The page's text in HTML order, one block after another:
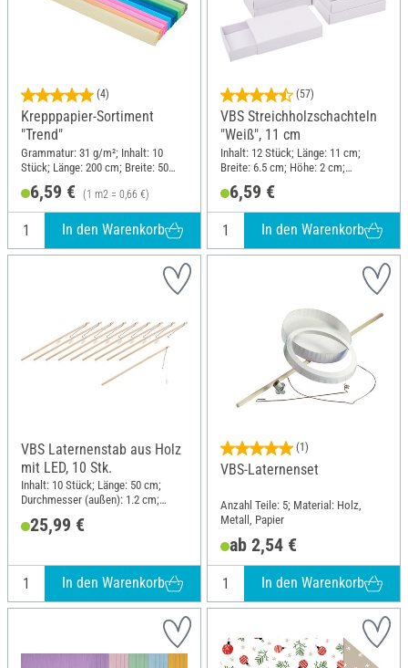
(4)
Krepppapier-Sortiment
"Trend"
Grammatur: 31 g/m²; Inhalt: 10
Stück; Länge: 200 cm; Breite: 50
6,59 € (1 m2 = 0,66 €)
In den Warenkorb
(57)
VBS Streichholzschachteln
"Weiß", 11 cm
Inhalt: 12 Stück; Länge: 11 cm;
Breite: 6.5 cm; Höhe: 2 cm;
6,59 €
In den Warenkorb
VBS Laternenstab aus Holz
mit LED, 10 Stk.
Inhalt: 10 Stück; Länge: 50 cm;
Durchmesser (außen): 1.2 cm;
25,99 €
In den Warenkorb
(1)
VBS-Laternenset
Anzahl Teile: 5; Material: Holz,
Metall, Papier
ab 2,54 €
In den Warenkorb